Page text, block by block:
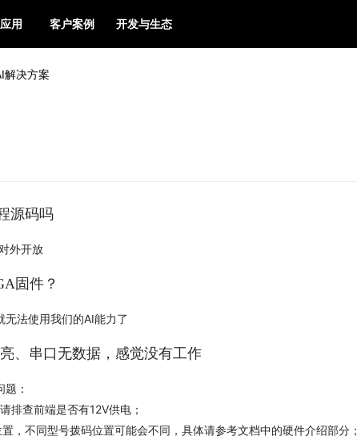
用 客户案例 开发与生态
解决方案
源码吗
外开放
固件？
法使用我们的AI能力了
、串口无数据，感觉没有工作
：
排查前端是否有12V供电；
，不同型号拨码位置可能会不同，具体请参考文档中的硬件介绍部分；